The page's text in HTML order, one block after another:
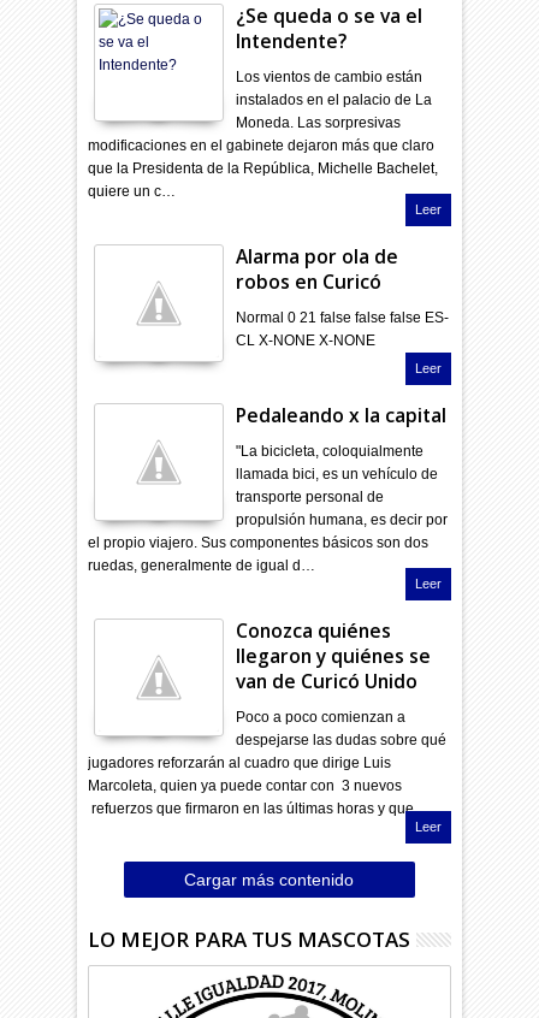
¿Se queda o se va el
Intendente?
Los vientos de cambio están
instalados en el palacio de La
Moneda. Las sorpresivas
modificaciones en el gabinete dejaron más que claro
que la Presidenta de la República, Michelle Bachelet,
quiere un c…
Leer
Alarma por ola de
robos en Curicó
Normal 0 21 false false false ES-
CL X-NONE X-NONE
Leer
Pedaleando x la capital
"La bicicleta, coloquialmente
llamada bici, es un vehículo de
transporte personal de
propulsión humana, es decir por
el propio viajero. Sus componentes básicos son dos
ruedas, generalmente de igual d…
Leer
Conozca quiénes
llegaron y quiénes se
van de Curicó Unido
Poco a poco comienzan a
despejarse las dudas sobre qué
jugadores reforzarán al cuadro que dirige Luis
Marcoleta, quien ya puede contar con 3 nuevos
refuerzos que firmaron en las últimas horas y que …
Leer
Cargar más contenido
LO MEJOR PARA TUS MASCOTAS